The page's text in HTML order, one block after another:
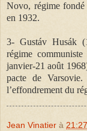
Novo, régime
en 1932.
3- Gustáv Husák
régime
janvier-21 août
pacte de
l’effondrement du
Jean Vinatier à 21:27